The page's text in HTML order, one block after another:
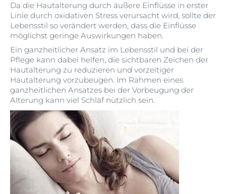
Da die Hautalterung durch äußere Einflüsse in erster
Linie durch oxidativen Stress verursacht wird, sollte der
Lebensstil so verändert werden, dass die Einflüsse
möglichst geringe Auswirkungen haben.
Ein ganzheitlicher Ansatz im Lebensstil und bei der
Pflege kann dabei helfen, die sichtbaren Zeichen der
Hautalterung zu reduzieren und vorzeitiger
Hautalterung vorzubeugen. Im Rahmen eines
ganzheitlichen Ansatzes bei der Vorbeugung der
Alterung kann viel Schlaf nützlich sein.